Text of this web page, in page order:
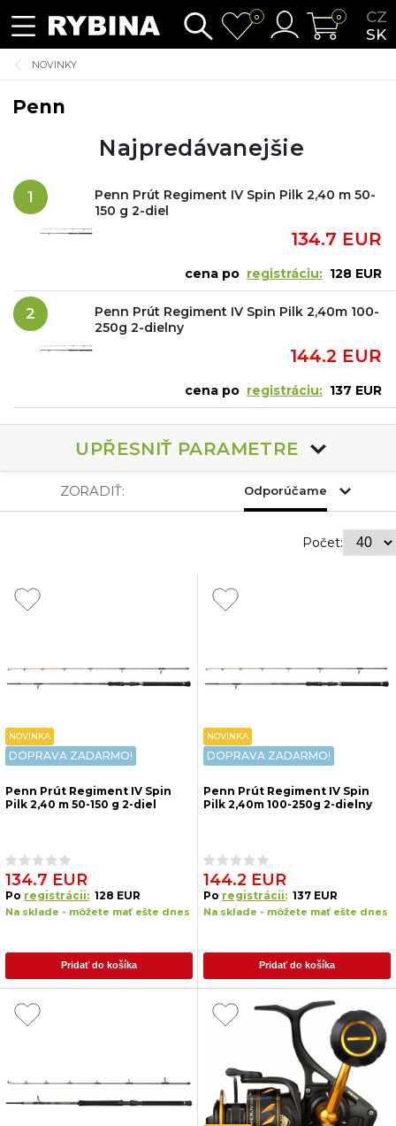
CZ
SK
0 0
NOVINKY
Penn
Najpredávanejšie
1
Penn Prút Regiment IV Spin Pilk 2,40 m 50-
150 g 2-diel
134.7 EUR
cena po registráciu: 128 EUR
2
Penn Prút Regiment IV Spin Pilk 2,40m 100-
250g 2-dielny
144.2 EUR
cena po registráciu: 137 EUR
UPŘESNIŤ PARAMETRE
ZORADIŤ: Odporúčame
Počet:
NOVINKA
DOPRAVA ZADARMO!
Penn Prút Regiment IV Spin
Pilk 2,40 m 50-150 g 2-diel
134.7 EUR
Po registrácii: 128 EUR
Na sklade - môžete mať ešte dnes
Pridať do košíka
NOVINKA
DOPRAVA ZADARMO!
Penn Prút Regiment IV Spin
Pilk 2,40m 100-250g 2-dielny
144.2 EUR
Po registrácii: 137 EUR
Na sklade - môžete mať ešte dnes
Pridať do košíka